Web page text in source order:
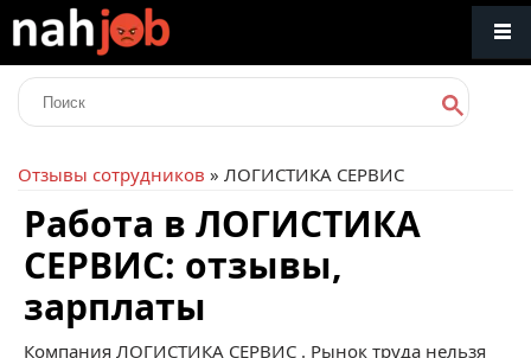
Отзывы сотрудников » ЛОГИСТИКА СЕРВИС
Работа в ЛОГИСТИКА
СЕРВИС: отзывы,
зарплаты
Компания ЛОГИСТИКА СЕРВИС . Рынок труда нельзя